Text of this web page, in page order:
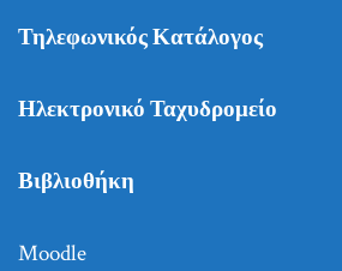
Τηλεφωνικός Κατάλογος
Ηλεκτρονικό Ταχυδρομείο
Βιβλιοθήκη
Moodle